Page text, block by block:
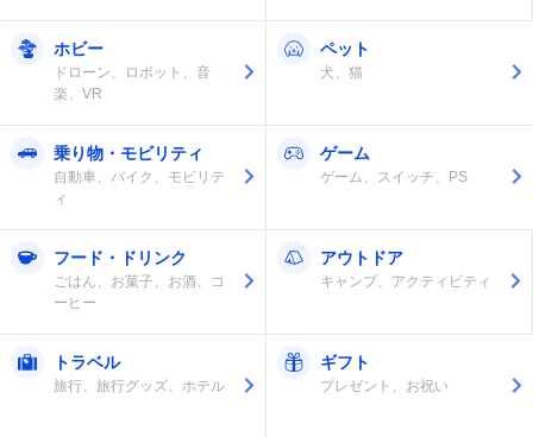
ホビー
ドローン、ロボット、音
楽、VR
ペット
犬、猫
乗り物・モビリティ
自動車、バイク、モビリテ
ィ
ゲーム
ゲーム、スイッチ、PS
フード・ドリンク
ごはん、お菓子、お酒、コ
ーヒー
アウトドア
キャンプ、アクティビティ
トラベル
旅行、旅行グッズ、ホテル
ギフト
プレゼント、お祝い